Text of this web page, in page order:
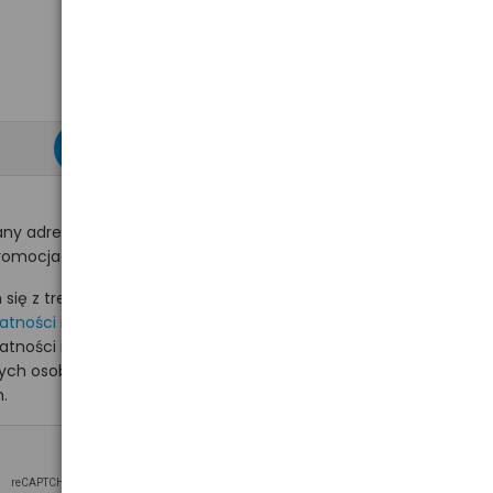
adres e-mail
na hurt.com.pl.
z treścią i akceptuję
i wyrażam zgodę
osobowych na